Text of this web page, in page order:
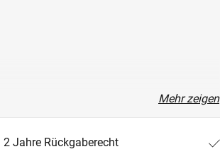
Mehr zeigen
2 Jahre Rückgaberecht